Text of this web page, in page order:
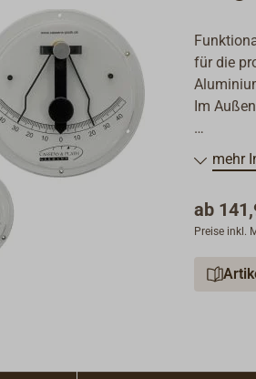
für die
Im
Die
Als
oder 24
mehr
ab
Preise inkl.